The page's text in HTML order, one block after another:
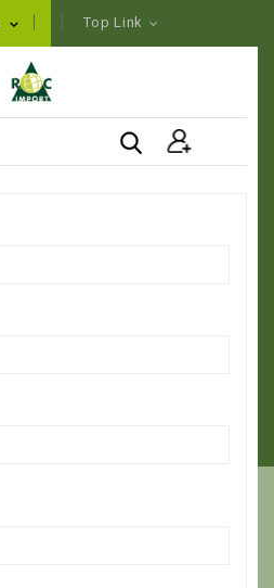
Top Link